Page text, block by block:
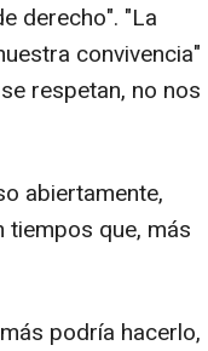
derecho". "La
convivencia"
respetan, no nos
abiertamente,
tiempos que, más
podría hacerlo,